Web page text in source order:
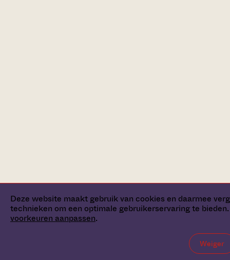
Deze website maakt gebruik van cookies en daarmee
technieken om een optimale gebruikerservaring te
voorkeuren aanpassen.
Weiger